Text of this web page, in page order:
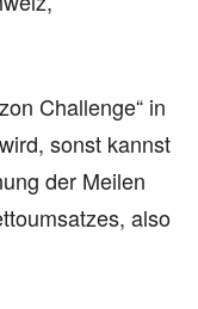
Challenge“ in
sonst kannst
der Meilen
also